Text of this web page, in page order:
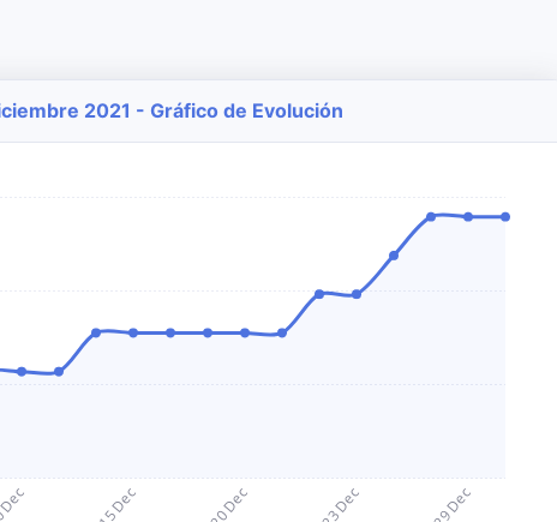
2021 - Gráfico de Evolución